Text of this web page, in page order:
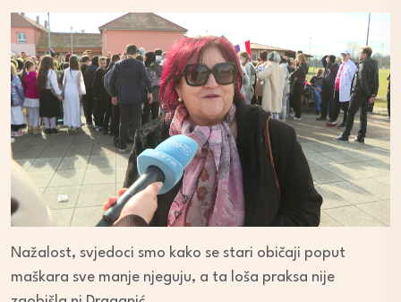
Nažalost, svjedoci smo kako se stari običaji poput
maškara sve manje njeguju, a ta loša praksa nije